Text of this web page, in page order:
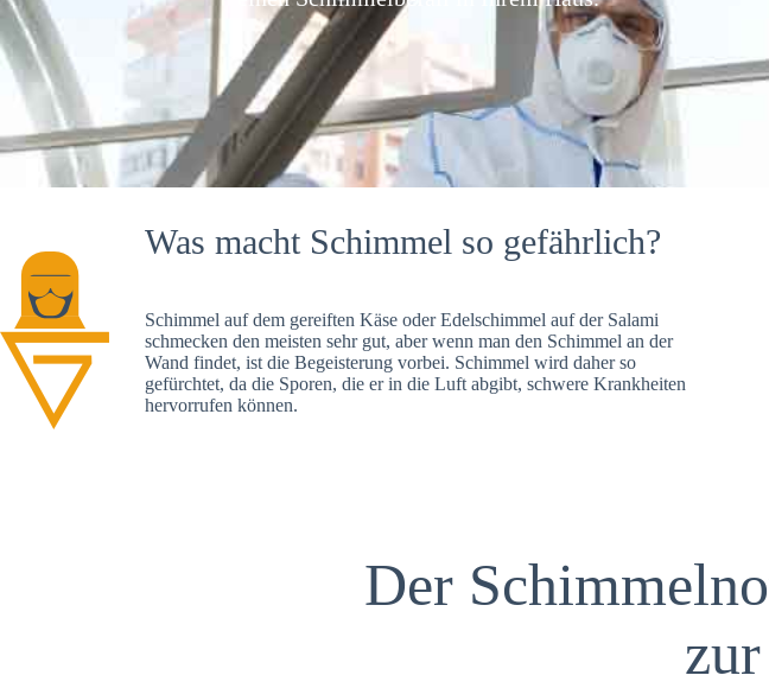
Was macht Schimmel so gefährlich?
Schimmel auf dem gereiften Käse oder Edelschimmel auf der Salami
schmecken den meisten sehr gut, aber wenn man den Schimmel an der
Wand findet, ist die Begeisterung vorbei. Schimmel wird daher so
gefürchtet, da die Sporen, die er in die Luft abgibt, schwere Krankheiten
hervorrufen können.
Der